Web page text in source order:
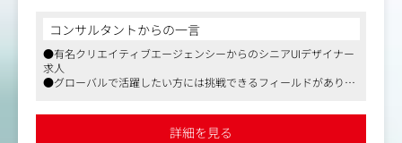
ながら、UIおよびUXデザイナーは人間中心のアプローチを
採用し、美しく意味のあるブランド体験を創り出します。
シニアUIデザイナーとして、コンセプト企画やデザインに
おいて重要な役割を果たし、卓越したクリエイティブ思考
ジタル体験を提供します。
コンサルタントからの一言
●有名クリエイティブエージェンシーからのシニアUIデザイナー
求人
●グローバルで活躍したい方には挑戦できるフィールドがありま
詳細を見る